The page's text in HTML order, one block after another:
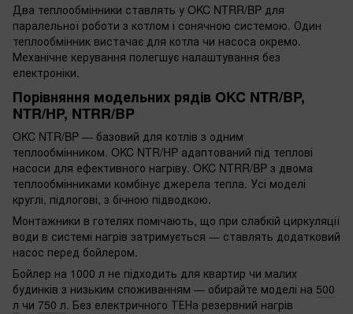
Два теплообмінники ставлять у OKC NTRR/BP для
паралельної роботи з котлом і сонячною системою. Один
теплообмінник вистачає для котла чи насоса окремо.
Механічне керування полегшує налаштування без
електроніки.
Порівняння модельних рядів OKC NTR/BP,
NTR/HP, NTRR/BP
OKC NTR/BP — базовий для котлів з одним
теплообмінником. OKC NTR/HP адаптований під теплові
насоси для ефективного нагріву. OKC NTRR/BP з двома
теплообмінниками комбінує джерела тепла. Усі моделі
круглі, підлогові, з бічною підводкою.
Монтажники в готелях помічають, що при слабкій циркуляції
води в системі нагрів затримується — ставлять додатковий
насос перед бойлером.
Бойлер на 1000 л не підходить для квартир чи малих
будинків з низьким споживанням — обирайте моделі на 500
л чи 750 л. Без електричного ТЕНа резервний нагрів